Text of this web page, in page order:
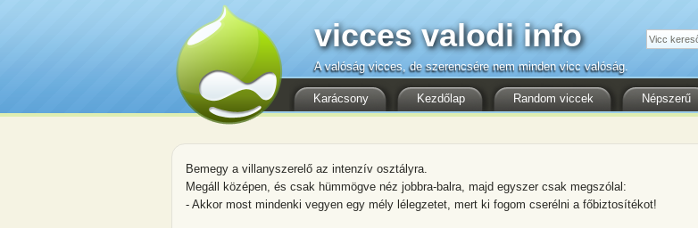
Karácsony Kezdőlap Random viccek Népszerű
vicces valodi info
A valóság vicces, de szerencsére nem minden vicc valóság.
Keresés
Bemegy a villanyszerelő az intenzív osztályra.
Megáll középen, és csak hümmögve néz jobbra-balra, majd egyszer csak megszólal:
- Akkor most mindenki vegyen egy mély lélegzetet, mert ki fogom cserélni a főbiztosítékot!